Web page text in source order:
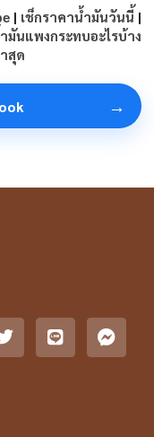
| เช็กราคาน้ำมันวันนี้ |
มันแพงกระทบอะไรบ้าง
สุด
→